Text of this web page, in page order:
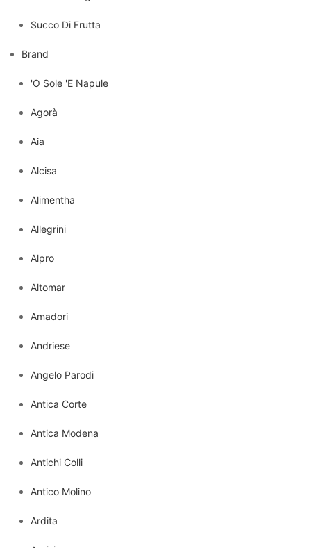
Succo Di Frutta
Brand
'O Sole 'E Napule
Agorà
Aia
Alcisa
Alimentha
Allegrini
Alpro
Altomar
Amadori
Andriese
Angelo Parodi
Antica Corte
Antica Modena
Antichi Colli
Antico Molino
Ardita